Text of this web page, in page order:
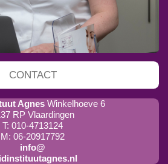
CONTACT
Agnes Winkelhoeve 6
RP Vlaardingen
T: 010-4713124
M: 06-20917792
info@